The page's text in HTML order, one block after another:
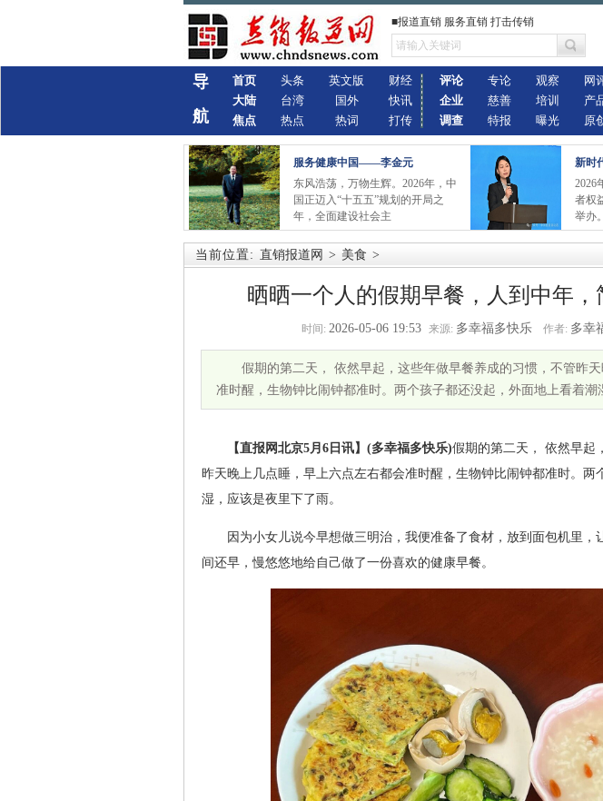
■报道直销 服务直销 打击传销
导
航
首页
大陆
焦点
头条
台湾
热点
英文版
国外
热词
财经
快讯
打传
评论
企业
调查
专论
慈善
特报
观察
培训
曝光
网
产
原
服务健康中国——李金元
东风浩荡，万物生辉。2026年，中
国正迈入“十五五”规划的开局之
年，全面建设社会主
新时
2026
者权
举办
当前位置: 直销报道网 > 美食 >
晒晒一个人的假期早餐，人到中年，
时间: 2026-05-06 19:53 来源: 多幸福多快乐 作者: 多幸
假期的第二天， 依然早起，这些年做早餐养成的习惯，不管昨
准时醒，生物钟比闹钟都准时。两个孩子都还没起，外面地上看着潮
【直报网北京5月6日讯】(多幸福多快乐)假期的第二天， 依然早起
昨天晚上几点睡，早上六点左右都会准时醒，生物钟比闹钟都准时。两
湿，应该是夜里下了雨。
因为小女儿说今早想做三明治，我便准备了食材，放到面包机里，
间还早，慢悠悠地给自己做了一份喜欢的健康早餐。